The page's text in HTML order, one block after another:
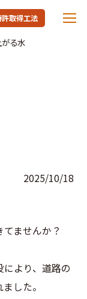
許取得工法
る水
2025/10/18
ませんか？
より、道路の
した。